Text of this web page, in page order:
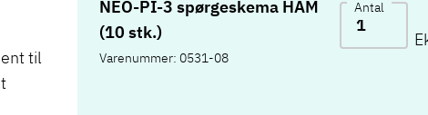
NEO-PI-3 spørgeskema HAM
(10 stk.)
Varenummer: 0531-08
Antal
til